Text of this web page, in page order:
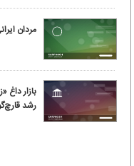
مردان
بازار داغ
رشد